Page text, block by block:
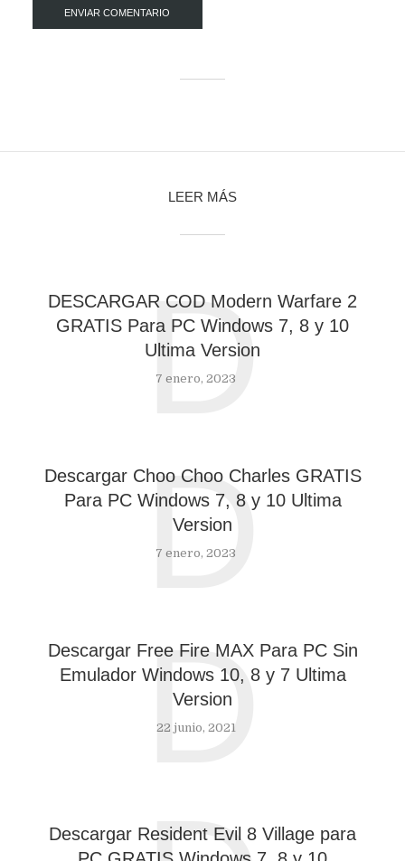
LEER MÁS
DESCARGAR COD Modern Warfare 2
GRATIS Para PC Windows 7, 8 y 10
Ultima Version
7 enero, 2023
D
Descargar Choo Choo Charles GRATIS
Para PC Windows 7, 8 y 10 Ultima
Version
7 enero, 2023
D
Descargar Free Fire MAX Para PC Sin
Emulador Windows 10, 8 y 7 Ultima
Version
22 junio, 2021
D
Descargar Resident Evil 8 Village para